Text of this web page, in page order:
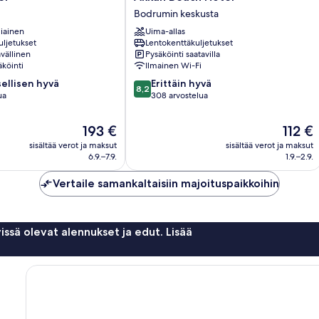
hyvä
Hinta
on
193 €
193 €
sisältää verot ja maksut
6.9.–7.9.
Beach
Hotel
Bodrumin
keskusta
Bodrumin keskusta
Uima-allas
Lentokenttäkuljetukset
Pysäköinti saatavilla
Ilmainen Wi-Fi
8.2
kautta
8,2 Erittäin hyvä
308 arvostelua
Hinta
on
112 €
112 €
sisältää verot ja maksut
1.9.–2.9.
Vertaile samankaltaisiin majoituspaikkoihin
olevat alennukset ja edut. Lisää